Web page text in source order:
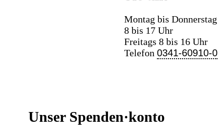
Montag bis Donnerstag
8 bis 17 Uhr
Freitags 8 bis 16 Uhr
Telefon 0341-60910-0
Unser Spenden·konto